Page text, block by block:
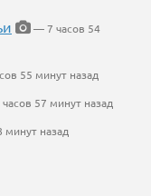
— 7 часов 54
55 минут назад
57 минут назад
минут назад